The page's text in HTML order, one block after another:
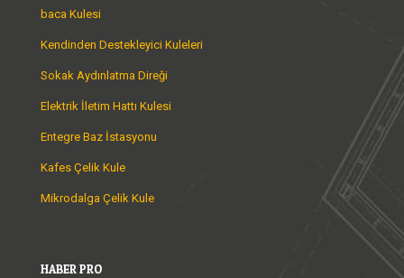
baca Kulesi
Kendinden Destekleyici Kuleleri
Sokak Aydınlatma Direği
Elektrik İletim Hattı Kulesi
Entegre Baz İstasyonu
Kafes Çelik Kule
Mikrodalga Çelik Kule
HABER PRO